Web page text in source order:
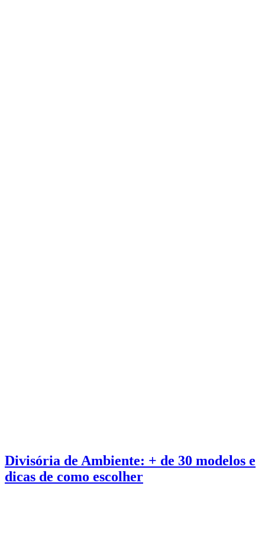
Divisória de Ambiente: + de 30 modelos e
dicas de como escolher